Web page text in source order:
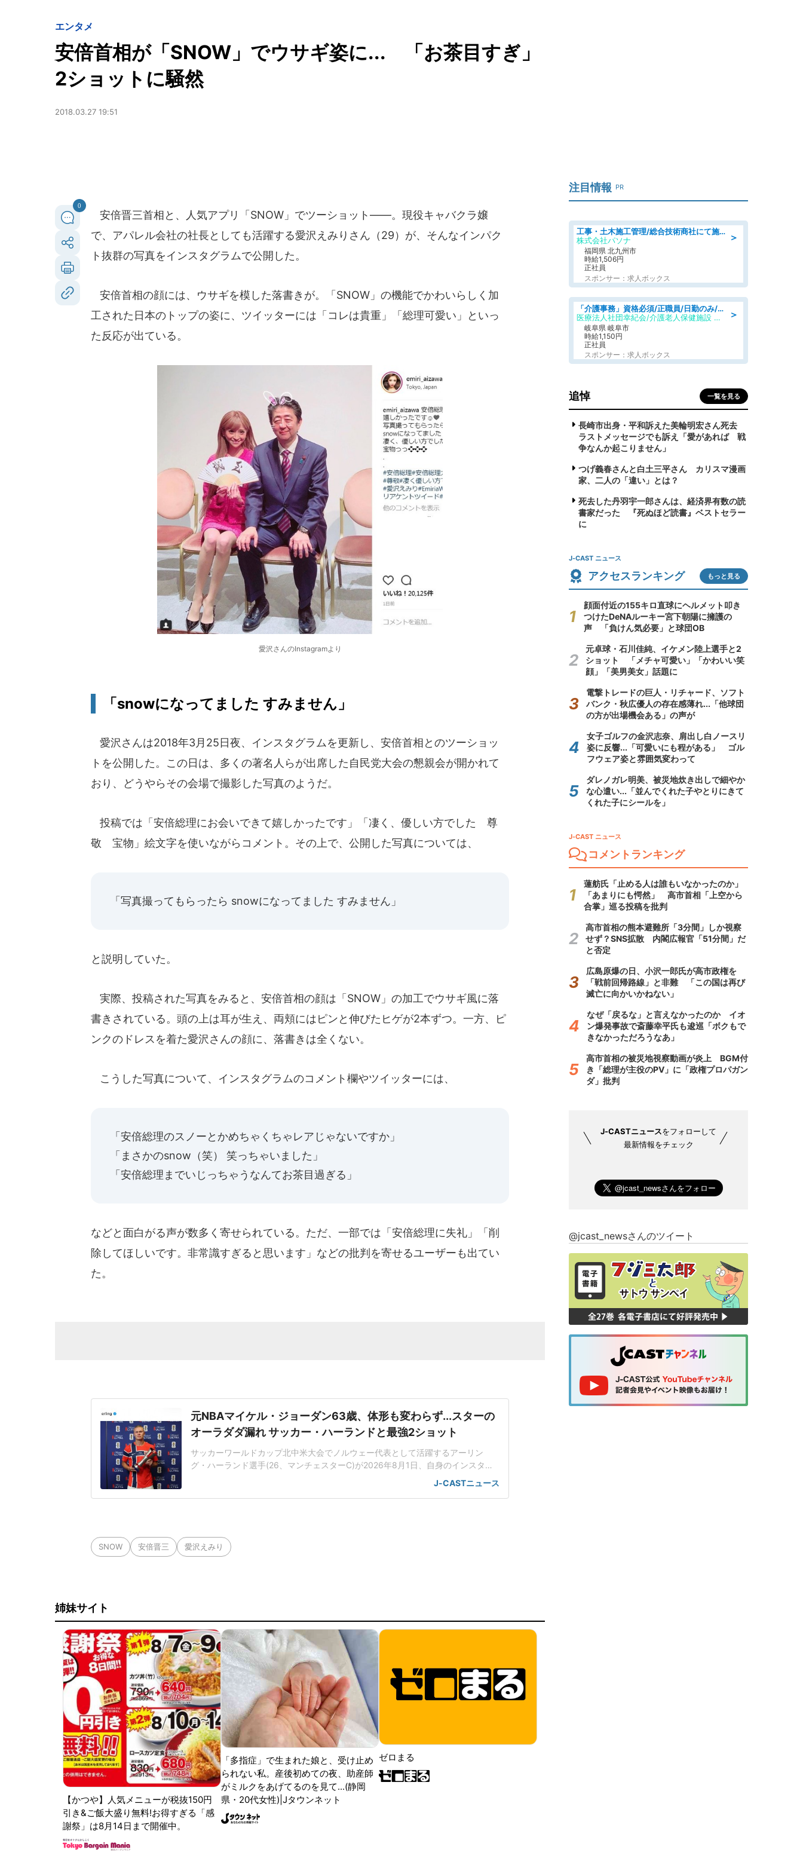
エンタメ
安倍首相が「SNOW」でウサギ姿に... 「お茶目すぎ」
2ショットに騒然
2018.03.27 19:51
0
安倍晋三首相と、人気アプリ「SNOW」でツーショット――。現役キャバクラ嬢
で、アパレル会社の社長としても活躍する愛沢えみりさん（29）が、そんなインパク
ト抜群の写真をインスタグラムで公開した。
安倍首相の顔には、ウサギを模した落書きが。「SNOW」の機能でかわいらしく加
工された日本のトップの姿に、ツイッターには「コレは貴重」「総理可愛い」といっ
た反応が出ている。
愛沢さんのInstagramより
「snowになってました すみません」
愛沢さんは2018年3月25日夜、インスタグラムを更新し、安倍首相とのツーショッ
トを公開した。この日は、多くの著名人らが出席した自民党大会の懇親会が開かれて
おり、どうやらその会場で撮影した写真のようだ。
投稿では「安倍総理にお会いできて嬉しかったです」「凄く、優しい方でした 尊
敬 宝物」絵文字を使いながらコメント。その上で、公開した写真については、
「写真撮ってもらったら snowになってました すみません」
と説明していた。
実際、投稿された写真をみると、安倍首相の顔は「SNOW」の加工でウサギ風に落
書きされている。頭の上は耳が生え、両頬にはピンと伸びたヒゲが2本ずつ。一方、ピ
ンクのドレスを着た愛沢さんの顔に、落書きは全くない。
こうした写真について、インスタグラムのコメント欄やツイッターには、
「安倍総理のスノーとかめちゃくちゃレアじゃないですか」
「まさかのsnow（笑） 笑っちゃいました」
「安倍総理までいじっちゃうなんてお茶目過ぎる」
などと面白がる声が数多く寄せられている。ただ、一部では「安倍総理に失礼」「削
除してほしいです。非常識すぎると思います」などの批判を寄せるユーザーも出てい
た。
元NBAマイケル・ジョーダン63歳、体形も変わらず...スターの
オーラダダ漏れ サッカー・ハーランドと最強2ショット
サッカーワールドカップ北中米大会でノルウェー代表として活躍するアーリン
グ・ハーランド選手(26、マンチェスターC)が2026年8月1日、自身のインスタグ
ラムを更新。NBAのレジェンド選手マイケル・ジョーダンさん(63)との肩組みシ
ョットを披露した。ハーランド&ジョーダンの肩組みショットハーランド選手は、
J-CASTニュース
SNOW 安倍晋三 愛沢えみり
姉妹サイト
【かつや】人気メニューが税抜150円
引き&ご飯大盛り無料!お得すぎる「感
謝祭」は8月14日まで開催中。
「多指症」で生まれた娘と、受け止め
られない私。産後初めての夜、助産師
がミルクをあげてるのを見て...(静岡
県・20代女性)|Jタウンネット
ゼロまる
注目情報 PR
＞
工事・土木施工管理/総合技術商社にて施工管理のお仕事/即日勤務可/車通勤可/工事・土木施工管理/生産・品質管理
株式会社パソナ
福岡県 北九州市
時給1,506円
正社員
スポンサー：求人ボックス
＞
「介護事務」資格必須/正職員/日勤のみ/介護老人保健施設
医療法人社団幸紀会/介護老人保健施設 グリーンビラ安江
岐阜県 岐阜市
時給1,150円
正社員
スポンサー：求人ボックス
追悼 一覧を見る
長崎市出身・平和訴えた美輪明宏さん死去
ラストメッセージでも訴え「愛があれば 戦
争なんか起こりません」
つげ義春さんと白土三平さん カリスマ漫画
家、二人の「違い」とは？
死去した丹羽宇一郎さんは、経済界有数の読
書家だった 『死ぬほど読書』ベストセラー
に
J-CAST ニュース
アクセスランキング もっと見る
顔面付近の155キロ直球にヘルメット叩き
つけたDeNAルーキー宮下朝陽に擁護の
声 「負けん気必要」と球団OB
元卓球・石川佳純、イケメン陸上選手と2
ショット 「メチャ可愛い」「かわいい笑
顔」「美男美女」話題に
電撃トレードの巨人・リチャード、ソフト
バンク・秋広優人の存在感薄れ...「他球団
の方が出場機会ある」の声が
女子ゴルフの金沢志奈、肩出し白ノースリ
姿に反響...「可愛いにも程がある」 ゴル
フウェア姿と雰囲気変わって
ダレノガレ明美、被災地炊き出しで細やか
な心遣い...「並んでくれた子やとりにきて
くれた子にシールを」
J-CAST ニュース
コメントランキング
蓮舫氏「止める人は誰もいなかったのか」
「あまりにも愕然」 高市首相「上空から
合掌」巡る投稿を批判
高市首相の熊本避難所「3分間」しか視察
せず？SNS拡散 内閣広報官「51分間」だ
と否定
広島原爆の日、小沢一郎氏が高市政権を
「戦前回帰路線」と非難 「この国は再び
滅亡に向かいかねない」
なぜ「戻るな」と言えなかったのか イオ
ン爆発事故で斎藤幸平氏も逡巡「ボクもで
きなかっただろうなあ」
高市首相の被災地視察動画が炎上 BGM付
き「総理が主役のPV」に「政権プロパガン
ダ」批判
J-CASTニュースをフォローして
最新情報をチェック
@jcast_newsさんのツイート